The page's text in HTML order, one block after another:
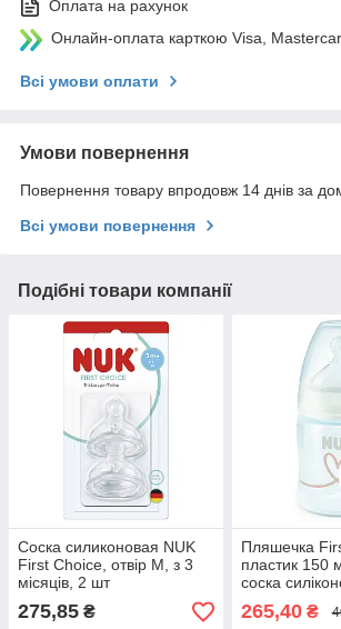
Оплата на рахунок
Онлайн-оплата карткою Visa,
Всі умови оплати
Умови повернення
Повернення товару впродовж 14 днів за
Всі умови повернення
Подібні товари компанії
Соска силиконовая NUK
First Choice, отвір М, з 3
місяців, 2 шт
275,85 ₴
Пляшечка
пластик 150
соска
місяців /
контроль
265,40₴